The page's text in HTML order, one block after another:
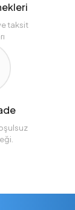
taksit